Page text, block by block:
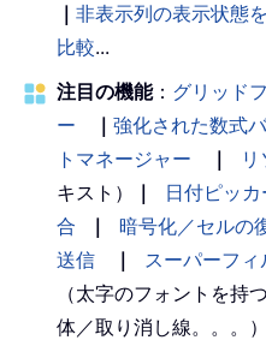
｜ 非表示列の表示状態
比較...
注目の機能： グリッド
ー
｜ 強化された数式
トマネージャー
｜
キスト）
｜ 日付ピッカ
合
｜ 暗号化／セルの
送信
｜ スーパーフィ
（太字のフォントを持
体／取り消し線。。。）